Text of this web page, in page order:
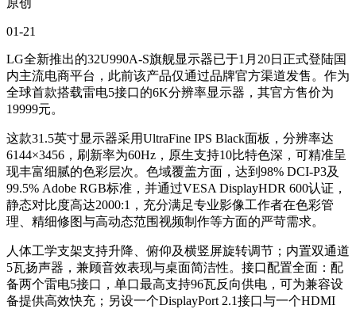
原创
01-21
LG全新推出的32U990A-S旗舰显示器已于1月20日正式登陆国
内主流电商平台，此前该产品仅通过品牌官方渠道发售。作为
全球首款搭载雷电5接口的6K分辨率显示器，其官方售价为
19999元。
这款31.5英寸显示器采用UltraFine IPS Black面板，分辨率达
6144×3456，刷新率为60Hz，原生支持10比特色深，可精准呈
现丰富细腻的色彩层次。色域覆盖方面，达到98% DCI-P3及
99.5% Adobe RGB标准，并通过VESA DisplayHDR 600认证，
静态对比度高达2000:1，充分满足专业影像工作者在色彩管
理、精细修图与高动态范围视频制作等方面的严苛需求。
人体工学支架支持升降、俯仰及横竖屏旋转调节；内置双通道
5瓦扬声器，兼顾音效表现与桌面简洁性。接口配置全面：配
备两个雷电5接口，单口最高支持96瓦反向供电，可为兼容设
备提供高效快充；另设一个DisplayPort 2.1接口与一个HDMI